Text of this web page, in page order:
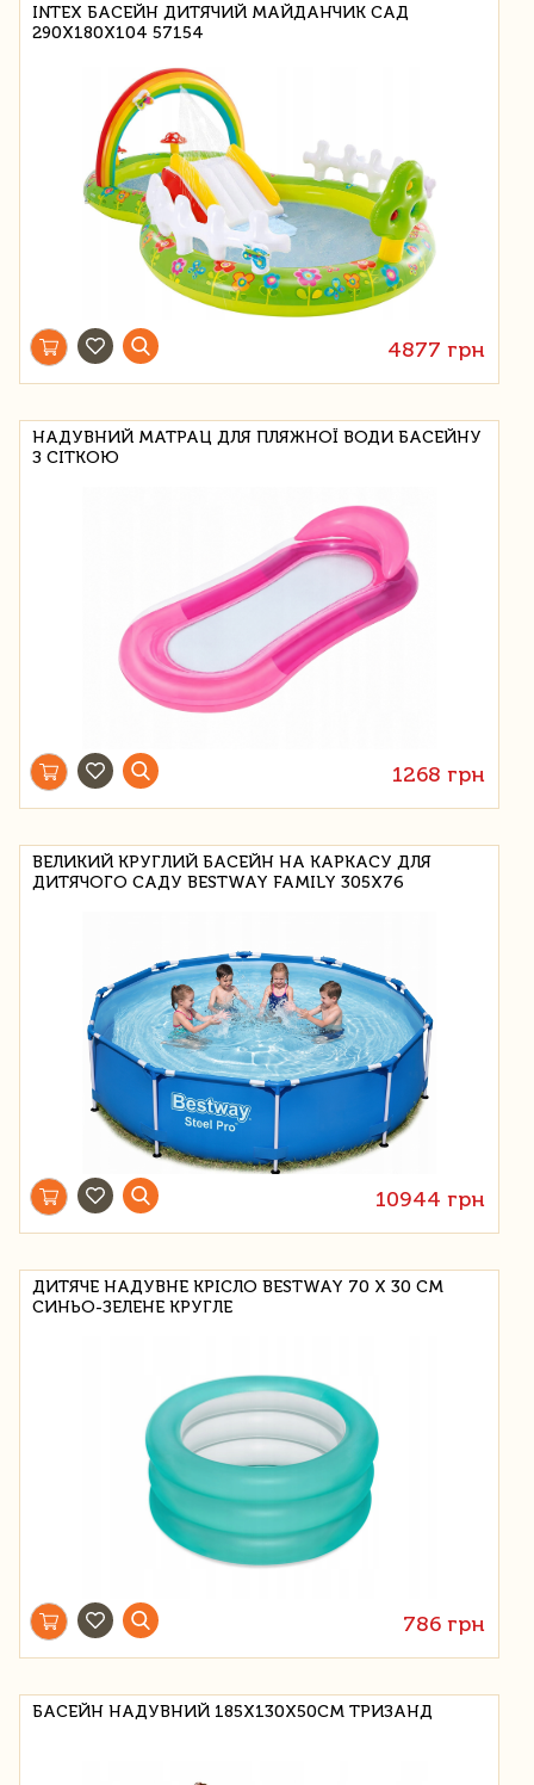
INTEX БАСЕЙН ДИТЯЧИЙ МАЙДАНЧИК САД
290X180X104 57154
4877 грн
НАДУВНИЙ МАТРАЦ ДЛЯ ПЛЯЖНОЇ ВОДИ БАСЕЙНУ
З СІТКОЮ
1268 грн
ВЕЛИКИЙ КРУГЛИЙ БАСЕЙН НА КАРКАСУ ДЛЯ
ДИТЯЧОГО САДУ BESTWAY FAMILY 305Х76
10944 грн
ДИТЯЧЕ НАДУВНЕ КРІСЛО BESTWAY 70 Х 30 СМ
СИНЬО-ЗЕЛЕНЕ КРУГЛЕ
786 грн
БАСЕЙН НАДУВНИЙ 185Х130Х50СМ ТРИЗАНД